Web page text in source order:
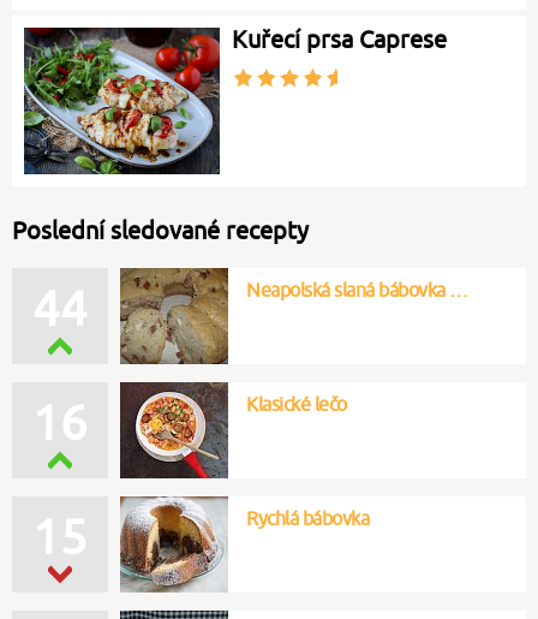
Kuřecí prsa Caprese
Poslední sledované recepty
44 Neapolská slaná bábovka …
15 Rychlá bábovka
16 Klasické lečo